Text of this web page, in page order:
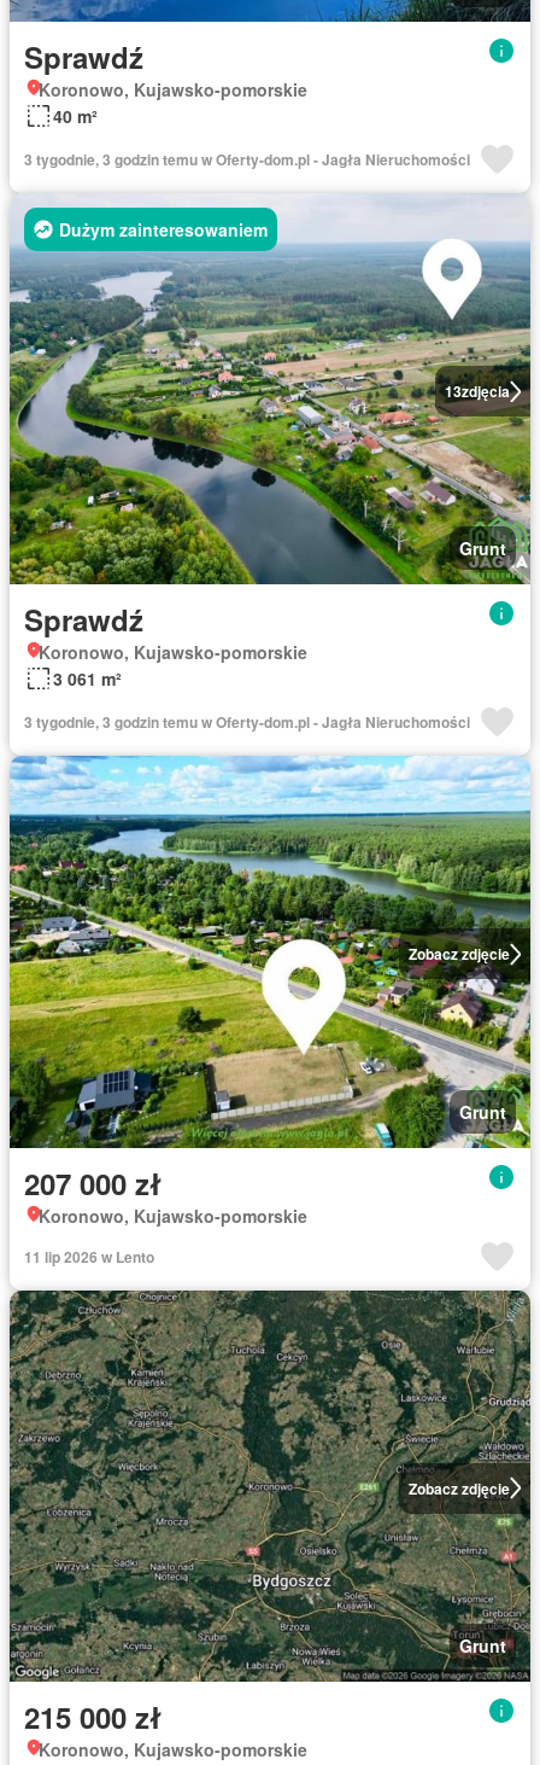
Sprawdź
Koronowo, Kujawsko-pomorskie
40 m²
3 tygodnie, 3 godzin temu w Oferty-dom.pl - Jagła Nieruchomości
13zdjęcia
Dużym zainteresowaniem
Grunt
Sprawdź
Koronowo, Kujawsko-pomorskie
3 061 m²
3 tygodnie, 3 godzin temu w Oferty-dom.pl - Jagła Nieruchomości
Zobacz zdjęcie
Grunt
207 000 zł
Koronowo, Kujawsko-pomorskie
11 lip 2026 w Lento
Zobacz zdjęcie
Grunt
215 000 zł
Koronowo, Kujawsko-pomorskie